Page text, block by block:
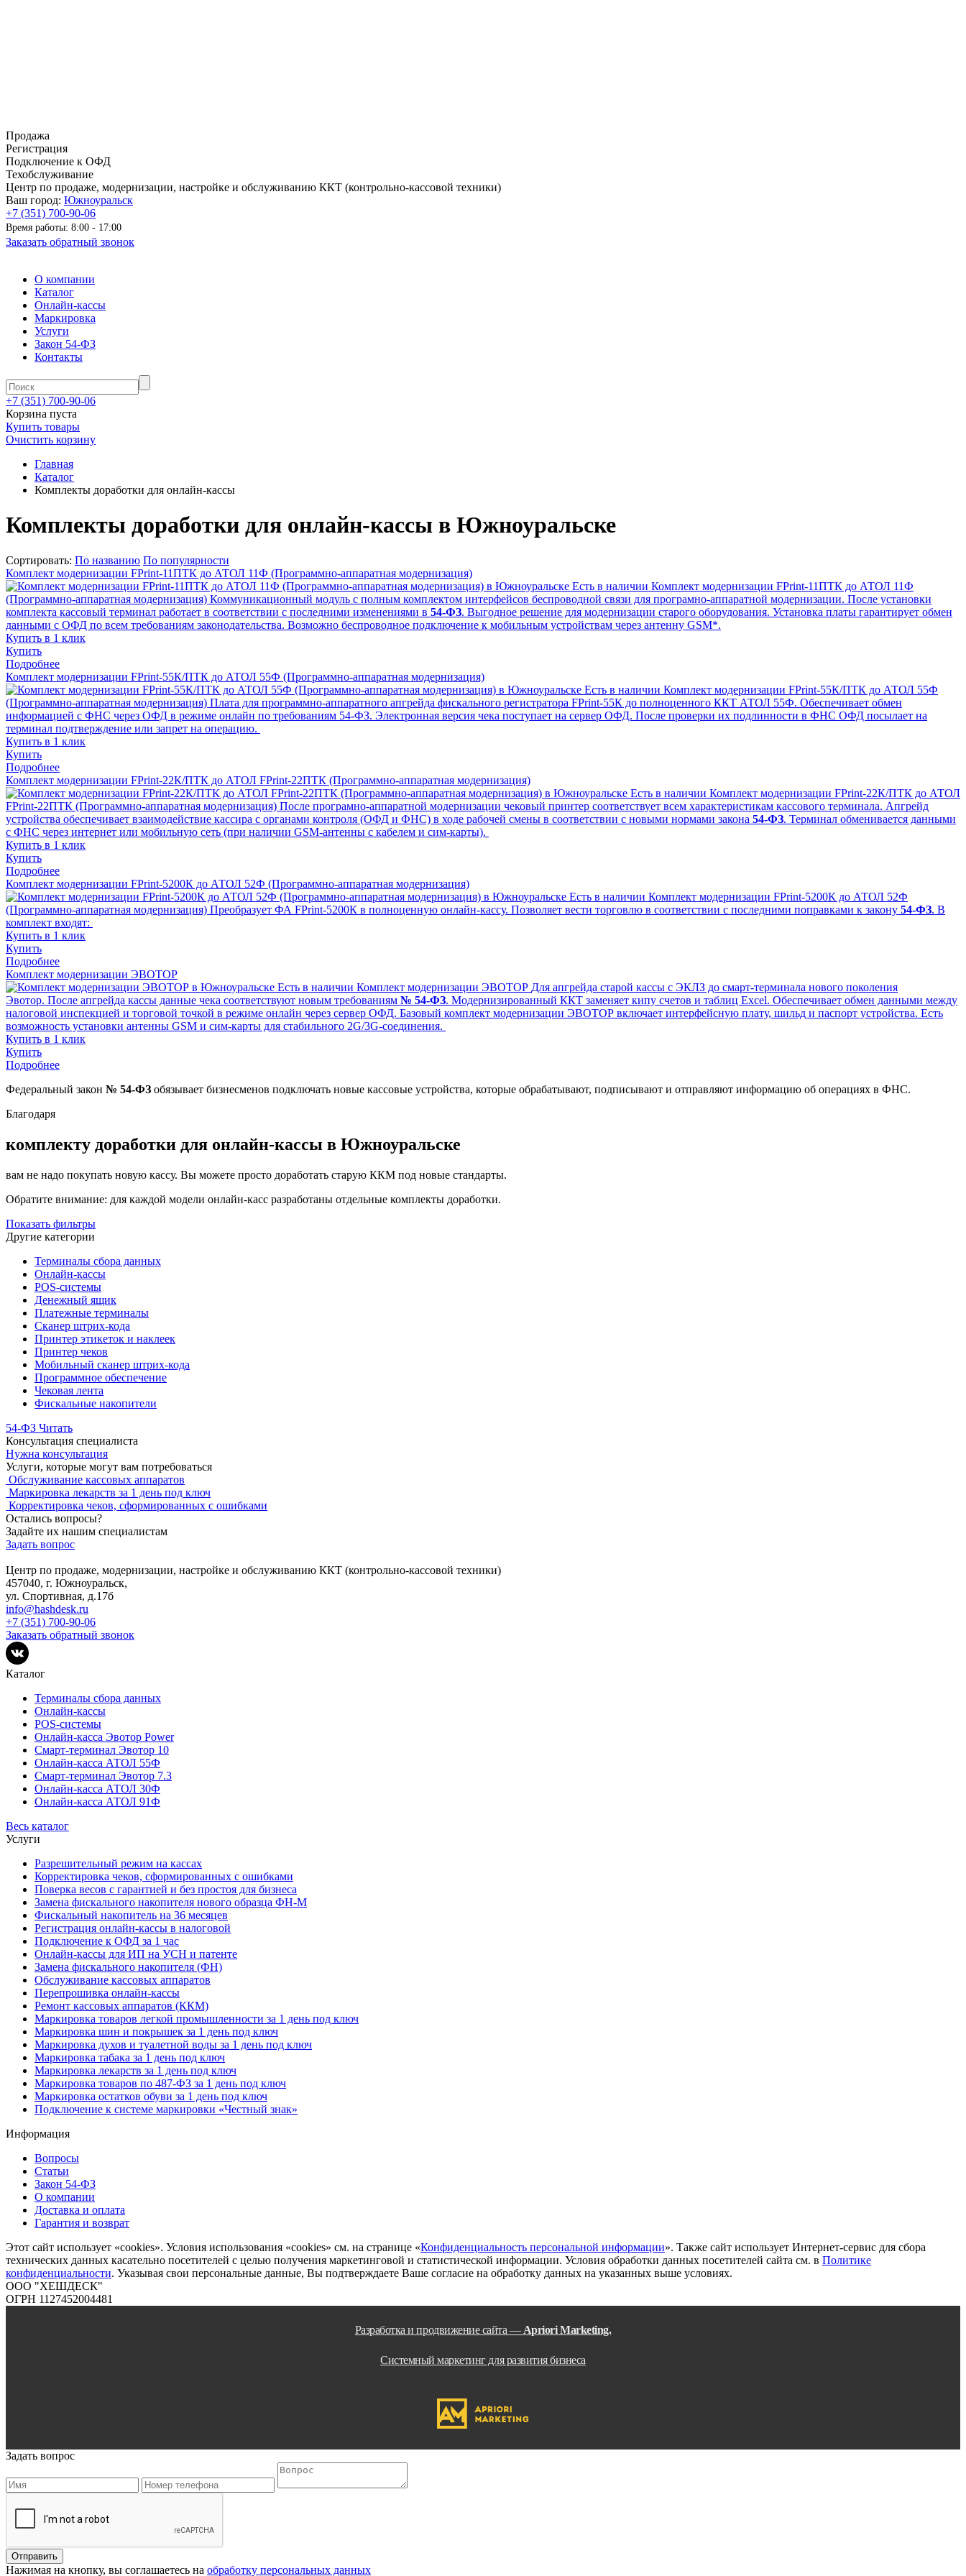
Продажа
Регистрация
Подключение к ОФД
Техобслуживание
Центр по продаже, модернизации, настройке и обслуживанию ККТ (контрольно-кассовой техники)
Ваш город: Южноуральск
+7 (351) 700-90-06
Время работы: 8:00 - 17:00
Заказать обратный звонок
О компании
Каталог
Онлайн-кассы
Маркировка
Услуги
Закон 54-ФЗ
Контакты
+7 (351) 700-90-06
Корзина пуста
Купить товары
Очистить корзину
Главная
Каталог
Комплекты доработки для онлайн-кассы
Комплекты доработки для онлайн-кассы в Южноуральске
Сортировать: По названию По популярности
Комплект модернизации FPrint-11ПТК до АТОЛ 11Ф (Программно-аппаратная модернизация)
Есть в наличии Комплект модернизации FPrint-11ПТК до АТОЛ 11Ф
(Программно-аппаратная модернизация) Коммуникационный модуль с полным комплектом интерфейсов беспроводной связи для програмно-аппаратной модернизации. После установки
комплекта кассовый терминал работает в соответствии с последними изменениями в 54-ФЗ. Выгодное решение для модернизации старого оборудования. Установка платы гарантирует обмен
данными с ОФД по всем требованиям законодательства. Возможно беспроводное подключение к мобильным устройствам через антенну GSM*.
Купить в 1 клик
Купить
Подробнее
Комплект модернизации FPrint-55К/ПТК до АТОЛ 55Ф (Программно-аппаратная модернизация)
Есть в наличии Комплект модернизации FPrint-55К/ПТК до АТОЛ 55Ф
(Программно-аппаратная модернизация) Плата для программно-аппаратного апгрейда фискального регистратора FPrint-55К до полноценного ККТ АТОЛ 55Ф. Обеспечивает обмен
информацией с ФНС через ОФД в режиме онлайн по требованиям 54-ФЗ. Электронная версия чека поступает на сервер ОФД. После проверки их подлинности в ФНС ОФД посылает на
терминал подтверждение или запрет на операцию.
Купить в 1 клик
Купить
Подробнее
Комплект модернизации FPrint-22К/ПТК до АТОЛ FPrint-22ПТК (Программно-аппаратная модернизация)
Есть в наличии Комплект модернизации FPrint-22К/ПТК до АТОЛ
FPrint-22ПТК (Программно-аппаратная модернизация) После програмно-аппаратной модернизации чековый принтер соответствует всем характеристикам кассового терминала. Апгрейд
устройства обеспечивает взаимодействие кассира с органами контроля (ОФД и ФНС) в ходе рабочей смены в соответствии с новыми нормами закона 54-ФЗ. Терминал обменивается данными
с ФНС через интернет или мобильную сеть (при наличии GSM-антенны с кабелем и сим-карты).
Купить в 1 клик
Купить
Подробнее
Комплект модернизации FPrint-5200К до АТОЛ 52Ф (Программно-аппаратная модернизация)
Есть в наличии Комплект модернизации FPrint-5200К до АТОЛ 52Ф
(Программно-аппаратная модернизация) Преобразует ФА FPrint-5200К в полноценную онлайн-кассу. Позволяет вести торговлю в соответствии с последними поправками к закону 54-ФЗ. В
комплект входят:
Купить в 1 клик
Купить
Подробнее
Комплект модернизации ЭВОТОР
Есть в наличии Комплект модернизации ЭВОТОР Для апгрейда старой кассы с ЭКЛЗ до смарт-терминала нового поколения
Эвотор. После апгрейда кассы данные чека соответствуют новым требованиям № 54-ФЗ. Модернизированный ККТ заменяет кипу счетов и таблиц Excel. Обеспечивает обмен данными между
налоговой инспекцией и торговой точкой в режиме онлайн через сервер ОФД. Базовый комплект модернизации ЭВОТОР включает интерфейсную плату, шильд и паспорт устройства. Есть
возможность установки антенны GSM и сим-карты для стабильного 2G/3G-соединения.
Купить в 1 клик
Купить
Подробнее
Федеральный закон № 54-ФЗ обязывает бизнесменов подключать новые кассовые устройства, которые обрабатывают, подписывают и отправляют информацию об операциях в ФНС.
Благодаря
комплекту доработки для онлайн-кассы в Южноуральске
вам не надо покупать новую кассу. Вы можете просто доработать старую ККМ под новые стандарты.
Обратите внимание: для каждой модели онлайн-касс разработаны отдельные комплекты доработки.
Показать фильтры
Другие категории
Терминалы сбора данных
Онлайн-кассы
POS-системы
Денежный ящик
Платежные терминалы
Сканер штрих-кода
Принтер этикеток и наклеек
Принтер чеков
Мобильный сканер штрих-кода
Программное обеспечение
Чековая лента
Фискальные накопители
54-ФЗ Читать
Консультация специалиста
Нужна консультация
Услуги, которые могут вам потребоваться
Обслуживание кассовых аппаратов
Маркировка лекарств за 1 день под ключ
Корректировка чеков, сформированных с ошибками
Остались вопросы?
Задайте их нашим специалистам
Задать вопрос
Центр по продаже, модернизации, настройке и обслуживанию ККТ (контрольно-кассовой техники)
457040, г. Южноуральск,
ул. Спортивная, д.17б
info@hashdesk.ru
+7 (351) 700-90-06
Заказать обратный звонок
Каталог
Терминалы сбора данных
Онлайн-кассы
POS-системы
Онлайн-касса Эвотор Power
Смарт-терминал Эвотор 10
Онлайн-касса АТОЛ 55Ф
Смарт-терминал Эвотор 7.3
Онлайн-касса АТОЛ 30Ф
Онлайн-касса АТОЛ 91Ф
Весь каталог
Услуги
Разрешительный режим на кассах
Корректировка чеков, сформированных с ошибками
Поверка весов с гарантией и без простоя для бизнеса
Замена фискального накопителя нового образца ФН-М
Фискальный накопитель на 36 месяцев
Регистрация онлайн-кассы в налоговой
Подключение к ОФД за 1 час
Онлайн-кассы для ИП на УСН и патенте
Замена фискального накопителя (ФН)
Обслуживание кассовых аппаратов
Перепрошивка онлайн-кассы
Ремонт кассовых аппаратов (ККМ)
Маркировка товаров легкой промышленности за 1 день под ключ
Маркировка шин и покрышек за 1 день под ключ
Маркировка духов и туалетной воды за 1 день под ключ
Маркировка табака за 1 день под ключ
Маркировка лекарств за 1 день под ключ
Маркировка товаров по 487-ФЗ за 1 день под ключ
Маркировка остатков обуви за 1 день под ключ
Подключение к системе маркировки «Честный знак»
Информация
Вопросы
Статьи
Закон 54-ФЗ
О компании
Доставка и оплата
Гарантия и возврат
Этот сайт использует «cookies». Условия использования «cookies» см. на странице «Конфиденциальность персональной информации». Также сайт использует Интернет-сервис для сбора
технических данных касательно посетителей с целью получения маркетинговой и статистической информации. Условия обработки данных посетителей сайта см. в Политике
конфиденциальности. Указывая свои персональные данные, Вы подтверждаете Ваше согласие на обработку данных на указанных выше условиях.
ООО "ХЕШДЕСК"
ОГРН 1127452004481
Разработка и продвижение сайта — Apriori Marketing.
Системный маркетинг для развития бизнеса
Задать вопрос
Нажимая на кнопку, вы соглашаетесь на обработку персональных данных